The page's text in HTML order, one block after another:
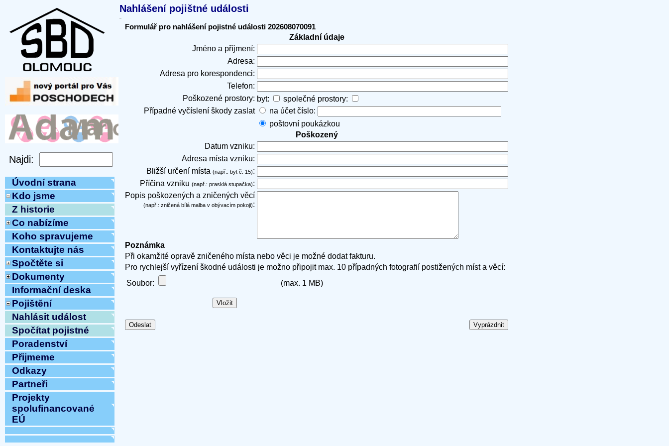
Úvodní strana
Kdo jsme
Z historie
Co nabízíme
Koho spravujeme
Kontaktujte nás
Spočtěte si
Dokumenty
Informační deska
Pojištění
Nahlásit událost
Spočítat pojistné
Poradenství
Přijmeme
Odkazy
Partneři
Projekty
spolufinancované
EÚ
Nahlášení pojištné události
Formulář pro nahlášení pojistné události 202608070091
Základní údaje
Jméno a příjmení:
Adresa:
Adresa pro korespondenci:
Telefon:
Poškozené prostory: byt:
společné prostory:
Případné vyčíslení škody zaslat
na účet číslo:
poštovní poukázkou
Poškozený
Datum vzniku:
Adresa místa vzniku:
Bližší určení místa (např.: byt č. 15):
Příčina vzniku (např.: prasklá stupačka):
Popis poškozených a zničených věcí
(např.: zničená bílá malba v obývacím pokoji):
Poznámka
Při okamžité opravě zničeného místa nebo věci je možné dodat fakturu.
Pro rychlejší vyřízení škodné události je možno připojit max. 10 případných fotografií postižených míst a věcí:
Soubor:
(max. 1 MB)